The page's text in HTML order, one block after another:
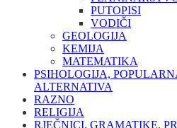
PUTOPISI
VODIČI
GEOLOGIJA
KEMIJA
MATEMATIKA
PSIHOLOGIJA,
ALTERNATIVA
RAZNO
RELIGIJA
RJEČNICI, GRAMATIKE,